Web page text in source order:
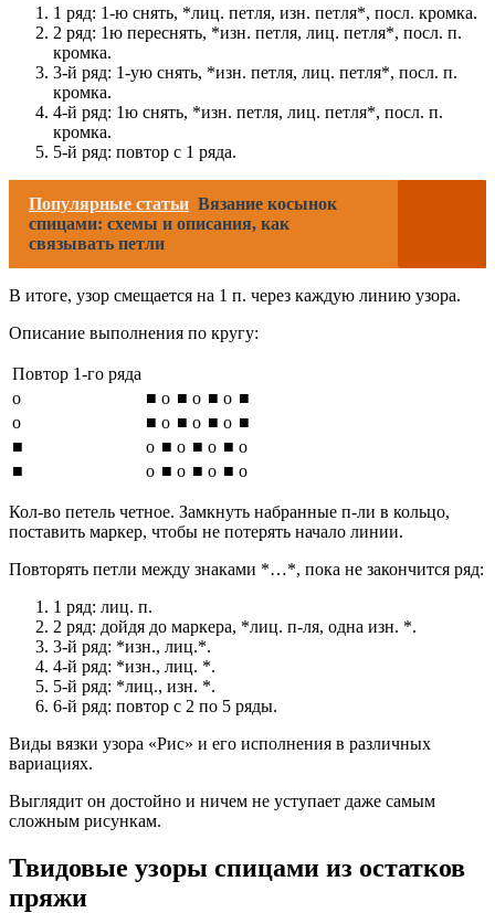
1 ряд: 1-ю снять, *лиц. петля, изн. петля*, посл. кромка.
2 ряд: 1ю переснять, *изн. петля, лиц. петля*, посл. п.
кромка.
3-й ряд: 1-ую снять, *изн. петля, лиц. петля*, посл. п.
кромка.
4-й ряд: 1ю снять, *изн. петля, лиц. петля*, посл. п.
кромка.
5-й ряд: повтор с 1 ряда.
Популярные статьи Вязание косынок
спицами: схемы и описания, как
связывать петли
В итоге, узор смещается на 1 п. через каждую линию узора.
Описание выполнения по кругу:
Повтор 1-го ряда
о
■ о ■ о ■ о ■
о
■ о ■ о ■ о ■
■
о ■ о ■ о ■ о
■
о ■ о ■ о ■ о
Кол-во петель четное. Замкнуть набранные п-ли в кольцо,
поставить маркер, чтобы не потерять начало линии.
Повторять петли между знаками *…*, пока не закончится ряд:
1 ряд: лиц. п.
2 ряд: дойдя до маркера, *лиц. п-ля, одна изн. *.
3-й ряд: *изн., лиц.*.
4-й ряд: *изн., лиц. *.
5-й ряд: *лиц., изн. *.
6-й ряд: повтор с 2 по 5 ряды.
Виды вязки узора «Рис» и его исполнения в различных
вариациях.
Выглядит он достойно и ничем не уступает даже самым
сложным рисункам.
Твидовые узоры спицами из остатков
пряжи